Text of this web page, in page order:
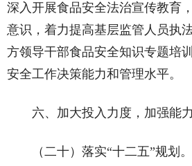
深入开展食品安全法治宣传教育
意识，着力提高基层监管人员执
方领导干部食品安全知识专题培
安全工作决策能力和管理水平。
六、加大投入力度，加强能
（二十）落实“十二五”规划